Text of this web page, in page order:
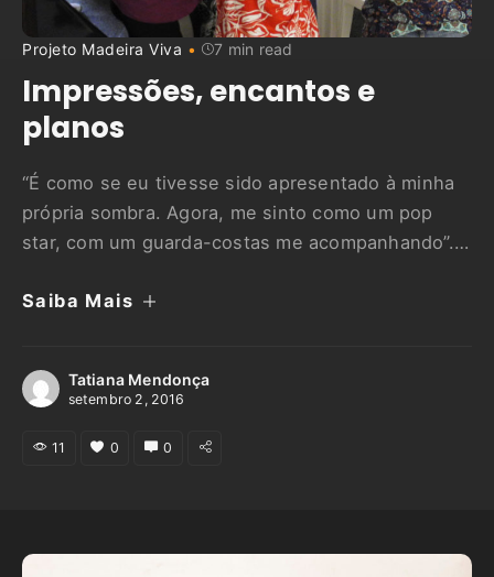
Projeto Madeira Viva 7 min read
Impressões, encantos e
planos
“É como se eu tivesse sido apresentado à minha
própria sombra. Agora, me sinto como um pop
star, com um guarda-costas me acompanhando”.
Ragami, ganhou a inseparável companhia durante
no …
Saiba Mais
Tatiana Mendonça
setembro 2, 2016
11 0 0